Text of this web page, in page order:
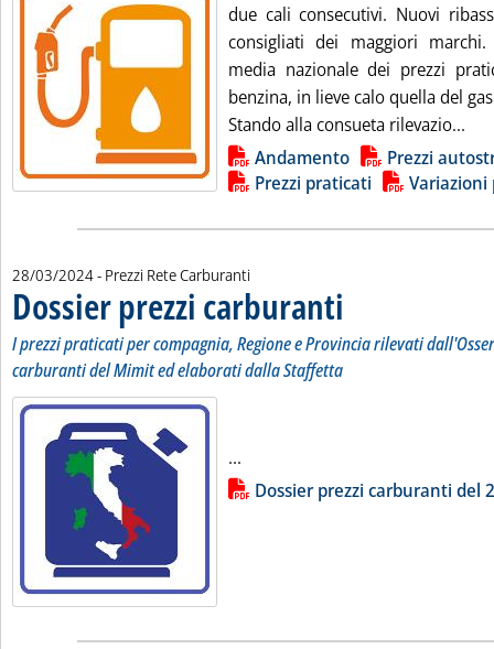
due cali consecutivi. Nuovi
consigliati dei maggiori
media nazionale dei prezzi
benzina, in lieve calo quella del
Stando alla consueta rilevazio...
Lista allegati PDF alla notizia
Andamento
Prezzi
Prezzi praticati
Variazioni
28/03/2024- Prezzi Rete Carburanti
Dossier prezzi carburanti
I prezzi praticati per compagnia, Regione e Provincia rilevati
carburanti del Mimit ed elaborati dalla Staffetta
...
Lista allegati PDF alla notiziaDossier prezzi carburanti del